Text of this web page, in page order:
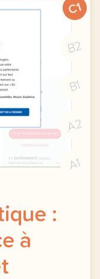
C1
B2
B1
A2
A1
:
à